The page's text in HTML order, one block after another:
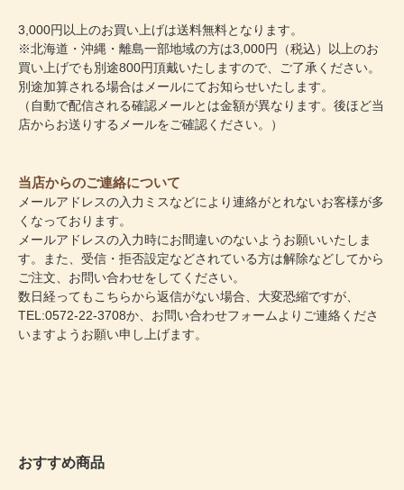
3,000円以上のお買い上げは送料無料となります。
※北海道・沖縄・離島一部地域の方は3,000円（税込）以上のお
買い上げでも別途800円頂戴いたしますので、ご了承ください。
別途加算される場合はメールにてお知らせいたします。
（自動で配信される確認メールとは金額が異なります。後ほど当
店からお送りするメールをご確認ください。）
当店からのご連絡について
メールアドレスの入力ミスなどにより連絡がとれないお客様が多
くなっております。
メールアドレスの入力時にお間違いのないようお願いいたしま
す。また、受信・拒否設定などされている方は解除などしてから
ご注文、お問い合わせをしてください。
数日経ってもこちらから返信がない場合、大変恐縮ですが、
TEL:0572-22-3708か、 お問い合わせフォーム よりご連絡くださ
いますようお願い申し上げます。
おすすめ商品